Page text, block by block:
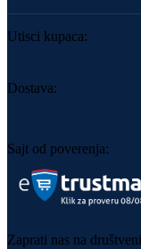
Utisci kupaca:
Dostava:
Sajt od poverenja:
Zaprati nas na